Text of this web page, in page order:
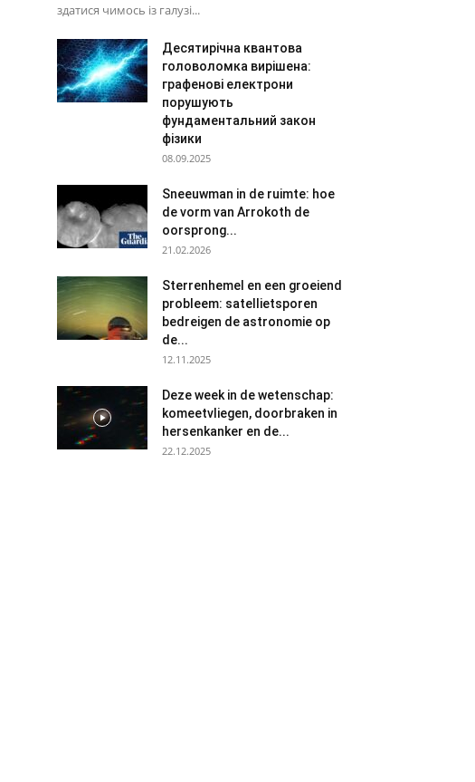
здатися чимось із галузі...
Десятирічна квантова
головоломка вирішена:
графенові електрони
порушують
фундаментальний закон
фізики
08.09.2025
Sneeuwman in de ruimte: hoe
de vorm van Arrokoth de
oorsprong...
21.02.2026
Sterrenhemel en een groeiend
probleem: satellietsporen
bedreigen de astronomie op
de...
12.11.2025
Deze week in de wetenschap:
komeetvliegen, doorbraken in
hersenkanker en de...
22.12.2025